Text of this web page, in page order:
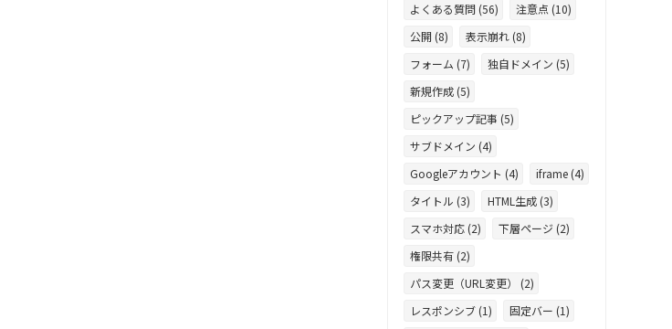
よくある質問 (56)
注意点 (10)
公開 (8)
表示崩れ (8)
フォーム (7)
独自ドメイン (5)
新規作成 (5)
ピックアップ記事 (5)
サブドメイン (4)
Googleアカウント (4)
iframe (4)
タイトル (3)
HTML生成 (3)
スマホ対応 (2)
下層ページ (2)
権限共有 (2)
パス変更（URL変更） (2)
レスポンシブ (1)
固定バー (1)